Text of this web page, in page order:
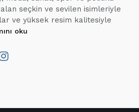
alan seçkin ve sevilen isimleriyle
ve yüksek resim kalitesiyle
oku